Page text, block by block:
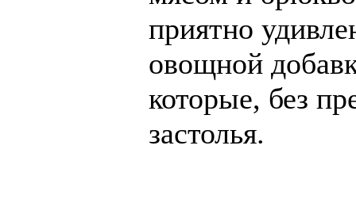
приятно
овощной
которые, без
застолья.